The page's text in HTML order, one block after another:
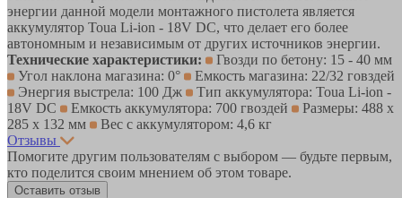
энергии данной модели монтажного пистолета является
аккумулятор Toua Li-ion - 18V DC, что делает его более
автономным и независимым от других источников энергии.
Технические характеристики:
Гвозди по бетону: 15 - 40 мм
Угол наклона магазина: 0°
Емкость магазина: 22/32 говздей
Энергия выстрела: 100 Дж
Тип аккумулятора: Toua Li-ion -
18V DC
Емкость аккумулятора: 700 гвоздей
Размеры: 488 х
285 х 132 мм
Вес с аккумулятором: 4,6 кг
Отзывы
Помогите другим пользователям с выбором — будьте первым,
кто поделится своим мнением об этом товаре.
Оставить отзыв